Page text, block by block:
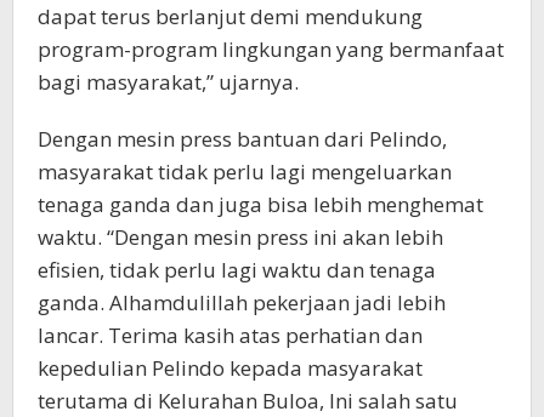
dapat terus berlanjut demi mendukung
program-program lingkungan yang bermanfaat
bagi masyarakat,” ujarnya.
Dengan mesin press bantuan dari Pelindo,
masyarakat tidak perlu lagi mengeluarkan
tenaga ganda dan juga bisa lebih menghemat
waktu. “Dengan mesin press ini akan lebih
efisien, tidak perlu lagi waktu dan tenaga
ganda. Alhamdulillah pekerjaan jadi lebih
lancar. Terima kasih atas perhatian dan
kepedulian Pelindo kepada masyarakat
terutama di Kelurahan Buloa, Ini salah satu